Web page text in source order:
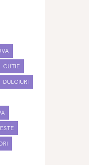
CUTIE
DULCIURI